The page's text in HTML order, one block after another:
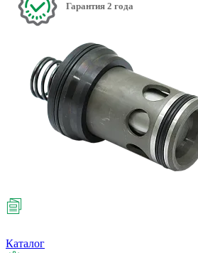
Гарантия 2 года
Каталог